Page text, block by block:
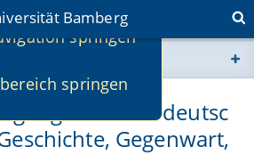
springen
springen
Bamberg
bamberg.de
bamberg.de
– Neuere deutsc
Gegenwart,